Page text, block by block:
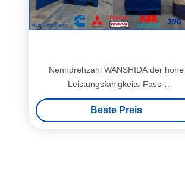
Nenndrehzahl WANSHIDA der hohe
Leistungsfähigkeits-Fass-
Zerkleinerungsmaschinen-Trommel-
Presse-Maschinen-1460rpm
Beste Preis